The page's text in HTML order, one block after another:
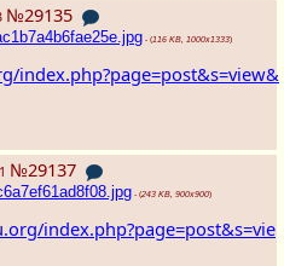
№29135
- (116 KB, 1000x1333)
index.php?page=post&s=view&
№29137
- (243 KB, 900x900)
index.php?page=post&s=vie